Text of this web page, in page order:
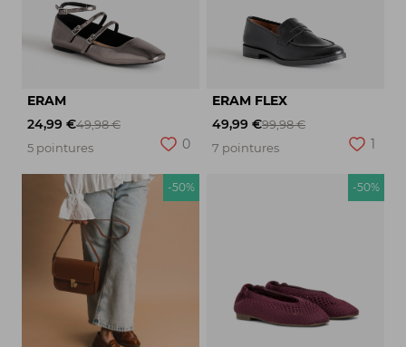
ERAM
24,99 €49,98 €
5 pointures
0
ERAM FLEX
49,99 €99,98 €
7 pointures
1
-50% -50%